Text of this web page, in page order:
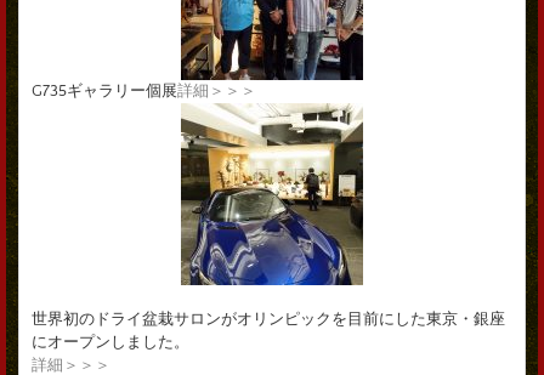
G735ギャラリー個展詳細＞＞＞
世界初のドライ盆栽サロンがオリンピックを目前にした東京・銀座
にオープンしました。
詳細＞＞＞